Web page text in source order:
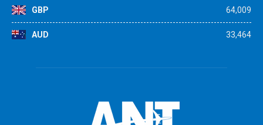
GBP 64,009
AUD 33,464